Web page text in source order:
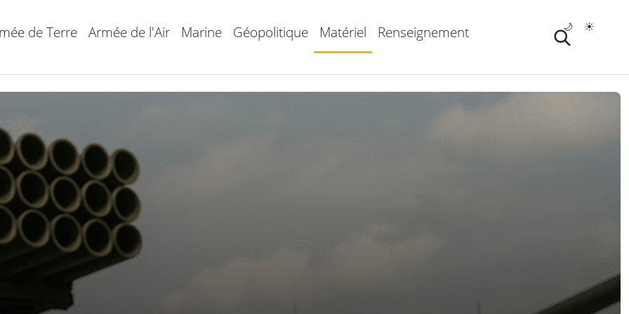
de Terre Armée de l'Air Marine Géopolitique Matériel Renseignement ☀️
🌙